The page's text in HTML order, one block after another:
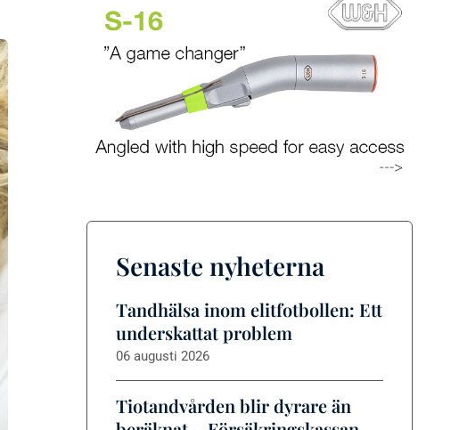
Senaste nyheterna
Tandhälsa inom elitfotbollen: Ett
underskattat problem
06 augusti 2026
Tiotandvården blir dyrare än